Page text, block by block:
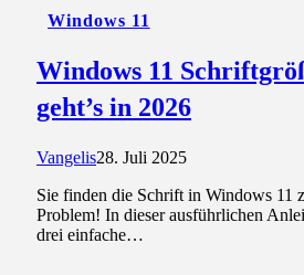
Windows 11
Windows 11
geht’s in 2026
Vangelis28. Juli 2025
Sie finden die Schrift in Windows 11
Problem! In dieser ausführlichen
drei einfache…